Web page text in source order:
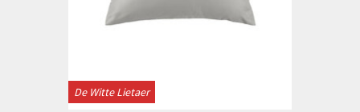
De Witte Lietaer